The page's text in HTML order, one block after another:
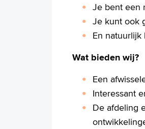
Je bent een
Je kunt ook
En
Wat bieden wij?
Een
Interessant
De afdeling